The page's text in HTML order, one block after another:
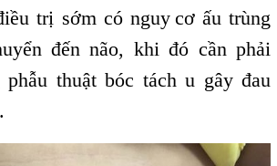
trị sớm có nguy, cơ ấu trùng
đến não, khi đó cần phải
phẫu thuật bóc tách u gây đau